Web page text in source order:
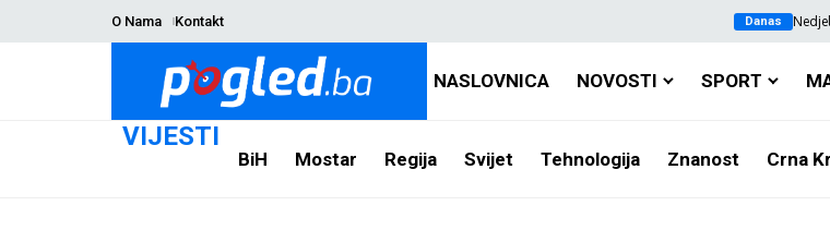
O Nama Kontakt Danas
NASLOVNICA NOVOSTI SPORT
VIJESTI
BiH Mostar Regija Svijet Tehnologija Znanost Crna